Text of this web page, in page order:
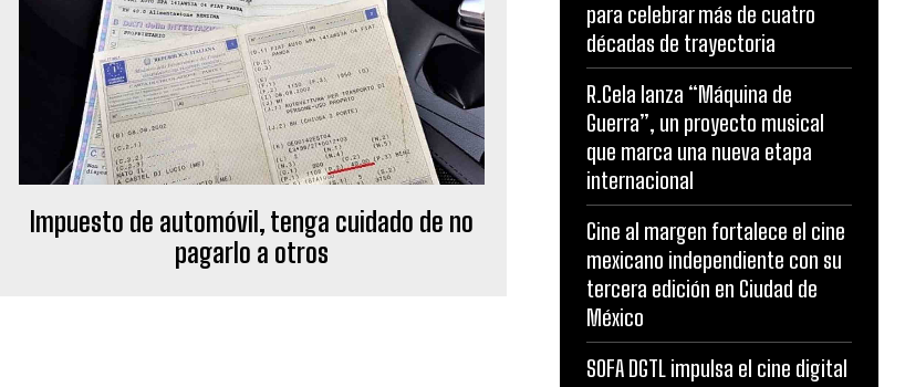
Impuesto de automóvil, tenga cuidado de no
pagarlo a otros
para celebrar más de cuatro
décadas de trayectoria
R.Cela lanza “Máquina de
Guerra”, un proyecto musical
que marca una nueva etapa
internacional
Cine al margen fortalece el cine
mexicano independiente con su
tercera edición en Ciudad de
México
SOFA DGTL impulsa el cine digital